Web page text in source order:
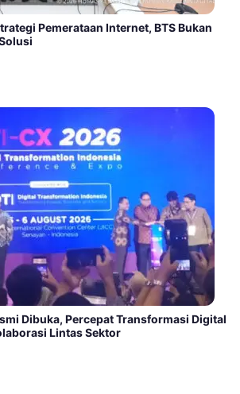
Pemerataan Internet, BTS Bukan
Dibuka, Percepat Transformasi Digital
Lintas Sektor